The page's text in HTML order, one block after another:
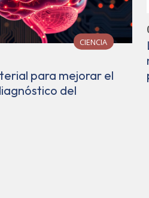
CIENCIA
para mejorar el
del